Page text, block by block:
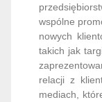
wspólne
nowych
takich jak
relacji z
mediach,